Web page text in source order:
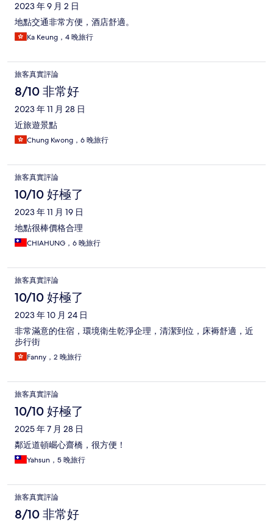
2023 年 9 月 2 日
地點交通非常方便，酒店舒適。
Ka Keung，4 晚旅行
旅客真實評論
8/10 非常好
2023 年 11 月 28 日
近旅遊景點
Chung Kwong，6 晚旅行
旅客真實評論
10/10 好極了
2023 年 11 月 19 日
地點很棒價格合理
CHIAHUNG，6 晚旅行
旅客真實評論
10/10 好極了
2023 年 10 月 24 日
非常滿意的住宿，環境衛生乾淨企理，清潔到位，床褥舒適，近
步行街
Fanny，2 晚旅行
旅客真實評論
10/10 好極了
2025 年 7 月 28 日
鄰近道頓崛心齋橋，很方便！
Yahsun，5 晚旅行
旅客真實評論
8/10 非常好